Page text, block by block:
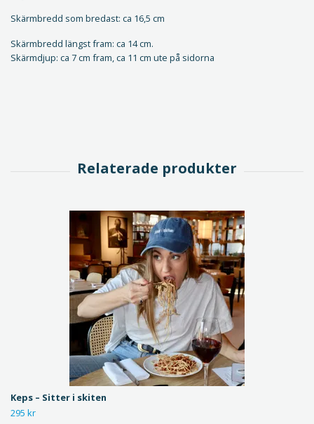
Skärmbredd som bredast: ca 16,5 cm
Skärmbredd längst fram: ca 14 cm.
Skärmdjup: ca 7 cm fram, ca 11 cm ute på sidorna
Keps – Sitter i skiten
295 kr